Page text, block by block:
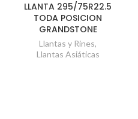
LLANTA 295/75R22.5
TODA POSICION
GRANDSTONE
Llantas y Rines,
Llantas Asiáticas